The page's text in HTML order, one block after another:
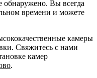
обнаружено. Вы всегда
времени и можете
камеры
Свяжитесь с нами
камер
.